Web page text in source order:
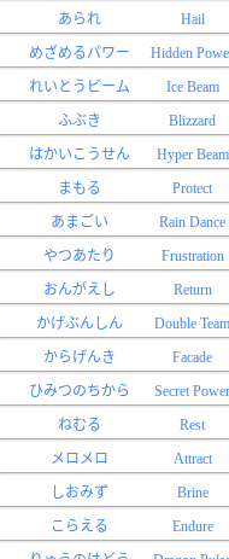
あられ
Hail
めざめるパワー
Hidden
れいとうビーム
Ice Beam
ふぶき
Blizzard
はかいこうせん
Hyper Beam
まもる
Protect
あまごい
Rain Dance
やつあたり
Frustration
おんがえし
Return
かげぶんしん
Double Team
からげんき
Facade
ひみつのちから
Secret Power
ねむる
Rest
メロメロ
Attract
しおみず
Brine
こらえる
Endure